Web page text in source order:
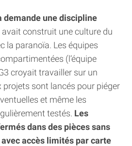
demande une discipline
avait construit une culture du
la paranoïa. Les équipes
(l’équipe
croyait travailler sur un
projets sont lancés pour piéger
et même les
testés. Les
dans des pièces sans
accès limités par carte